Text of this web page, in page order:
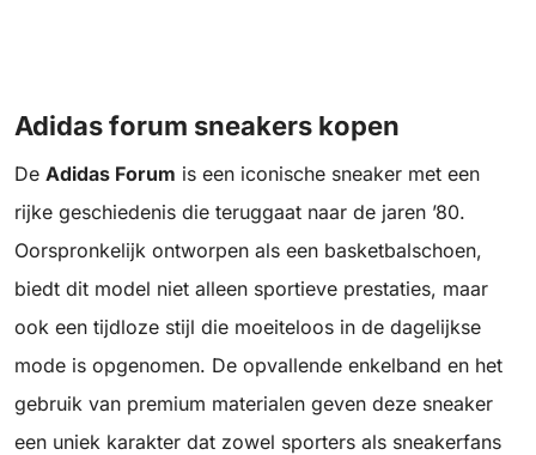
Adidas forum sneakers kopen
De Adidas Forum is een iconische sneaker met een
rijke geschiedenis die teruggaat naar de jaren ’80.
Oorspronkelijk ontworpen als een basketbalschoen,
biedt dit model niet alleen sportieve prestaties, maar
ook een tijdloze stijl die moeiteloos in de dagelijkse
mode is opgenomen. De opvallende enkelband en het
gebruik van premium materialen geven deze sneaker
een uniek karakter dat zowel sporters als sneakerfans